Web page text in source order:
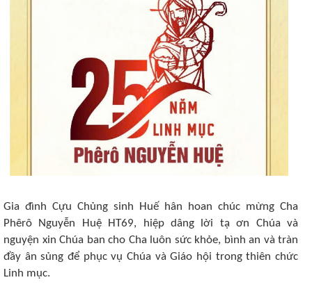
Gia đình Cựu Chủng sinh Huế hân hoan chúc mừng Cha
Phêrô Nguyễn Huệ HT69, hiệp dâng lời tạ ơn Chúa và
nguyện xin Chúa ban cho Cha luôn sức khỏe, bình an và tràn
đầy ân sủng để phục vụ Chúa và Giáo hội trong thiên chức
Linh mục.